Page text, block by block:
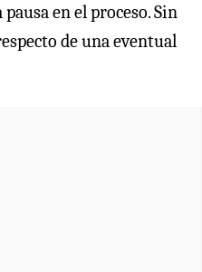
en el proceso. Sin
de una eventual